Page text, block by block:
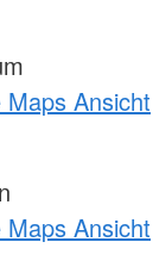
Ansicht
Ansicht